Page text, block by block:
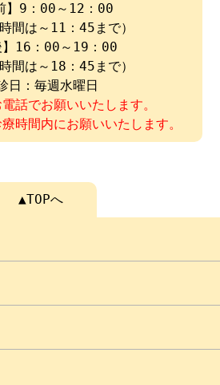
】9：00～12：00
間は～11：45まで）
】16：00～19：00
間は～18：45まで）
日：毎週水曜日
話でお願いいたします。
時間内にお願いいたします。
▲TOPへ